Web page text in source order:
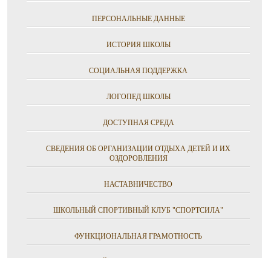
ПЕРСОНАЛЬНЫЕ ДАННЫЕ
ИСТОРИЯ ШКОЛЫ
СОЦИАЛЬНАЯ ПОДДЕРЖКА
ЛОГОПЕД ШКОЛЫ
ДОСТУПНАЯ СРЕДА
СВЕДЕНИЯ ОБ ОРГАНИЗАЦИИ ОТДЫХА ДЕТЕЙ И ИХ
ОЗДОРОВЛЕНИЯ
НАСТАВНИЧЕСТВО
ШКОЛЬНЫЙ СПОРТИВНЫЙ КЛУБ "СПОРТСИЛА"
ФУНКЦИОНАЛЬНАЯ ГРАМОТНОСТЬ